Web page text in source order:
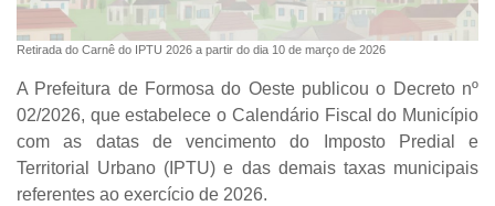
Retirada do Carnê do IPTU 2026 a partir do dia 10 de março de 2026
A Prefeitura de Formosa do Oeste publicou o Decreto nº
02/2026, que estabelece o Calendário Fiscal do Município
com as datas de vencimento do
Imposto Predial e
Territorial Urbano (IPTU) e das demais taxas municipais
referentes ao exercício de 2026.